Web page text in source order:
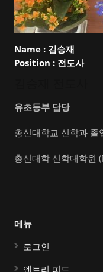
Name : 김승재
Position : 전도사
유초등부 담당
총신대학교 신학과 졸
총신대학 신학대학원
메뉴
로그인
엔트리 피드